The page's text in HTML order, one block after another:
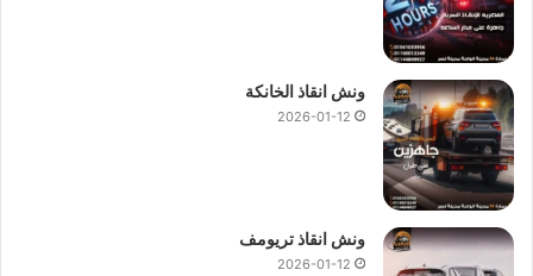
ونش انقاذ الخانكة
2026-01-12
ونش انقاذ تريومف
2026-01-12